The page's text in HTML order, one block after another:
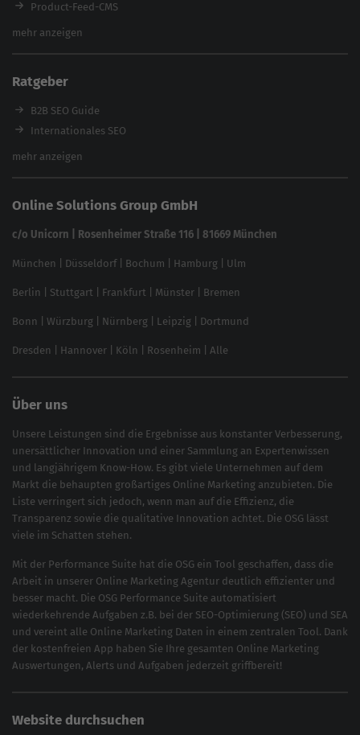
Product-Feed-CMS
Website Analyse
Backlink-Check
Ladezeiten-Check
Brand Protection Tool
Website SEO Check
feed2content.ai
mehr anzeigen
Ratgeber
B2B SEO Guide
Internationales SEO
eCommerce SEO
In ChatGPT gefunden werden
Linkbuilding 2025
Local SEO
SEO für Online Shops
Brand Monitoring 2025
mehr anzeigen
Online Solutions Group GmbH
c/o Unicorn | Rosenheimer Straße 116 | 81669 München
München Düsseldorf| Bochum Hamburg Ulm
Berlin Stuttgart Frankfurt Münster Bremen
Bonn Würzburg Nürnberg Leipzig Dortmund
Dresden Hannover Köln Rosenheim Alle
Über uns
Unsere Leistungen sind die Ergebnisse aus konstanter Verbesserung,
unersättlicher Innovation und einer Sammlung an Expertenwissen
und langjährigem Know-How. Es gibt viele Unternehmen auf dem
Markt die behaupten großartiges Online Marketing anzubieten. Die
Liste verringert sich jedoch, wenn man auf die Effizienz, die
Transparenz sowie die qualitative Innovation achtet. Die OSG lässt
viele im Schatten stehen.
Mit der Performance Suite hat die OSG ein Tool geschaffen, dass die
Arbeit in unserer Online Marketing Agentur deutlich effizienter und
besser macht. Die OSG Performance Suite automatisiert
wiederkehrende Aufgaben z.B. bei der SEO-Optimierung (SEO) und SEA
und vereint alle Online Marketing Daten in einem zentralen Tool. Dank
der kostenfreien App haben Sie Ihre gesamten Online Marketing
Auswertungen, Alerts und Aufgaben jederzeit griffbereit!
Website durchsuchen